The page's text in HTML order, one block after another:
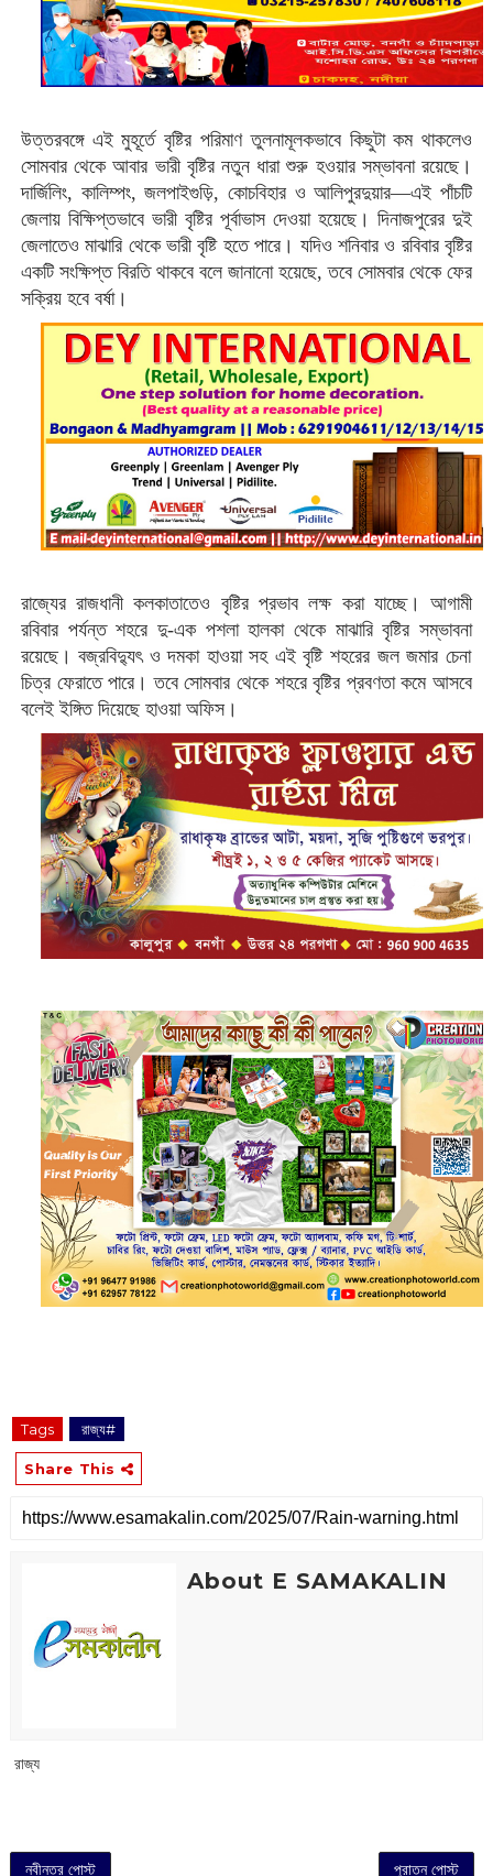
উত্তরবঙ্গে এই মুহূর্তে বৃষ্টির পরিমাণ তুলনামূলকভাবে কিছুটা কম থাকলেও
সোমবারথেকে আবার ভারী বৃষ্টির নতুন ধারা শুরু হওয়ার সম্ভাবনা রয়েছে।
দার্জিলিং, কালিম্পং, জলপাইগুড়ি, কোচবিহার ও আলিপুরদুয়ার—এই পাঁচটি
জেলায় বিক্ষিপ্তভাবে ভারী বৃষ্টির পূর্বাভাসদেওয়া হয়েছে।দিনাজপুরের দুই
জেলাতেও মাঝারি থেকে ভারী বৃষ্টি হতে পারে। যদিও শনিবার ও রবিবারবৃষ্টির
একটি সংক্ষিপ্ত বিরতি থাকবে বলে জানানো হয়েছে, তবেসোমবার থেকে ফের
সক্রিয় হবে বর্ষা।
রাজ্যের রাজধানী কলকাতাতেও বৃষ্টির প্রভাব লক্ষ করা যাচ্ছে। আগামী
রবিবার পর্যন্তশহরে দু-এক পশলা হালকা থেকে মাঝারি বৃষ্টির সম্ভাবনা
রয়েছে। বজ্রবিদ্যুৎ ও দমকা হাওয়া সহ এই বৃষ্টি শহরের জল জমার চেনা
চিত্র ফেরাতে পারে। তবেসোমবার থেকে শহরে বৃষ্টির প্রবণতা কমে আসবে
বলেই ইঙ্গিত দিয়েছে হাওয়া অফিস।
Tags ‌ রাজ্য#
Share This
About E SAMAKALIN
‌ রাজ্য
নবীনতর পোস্ট পুরাতন পোস্ট